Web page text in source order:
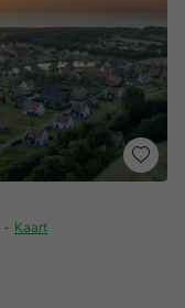
Kaart